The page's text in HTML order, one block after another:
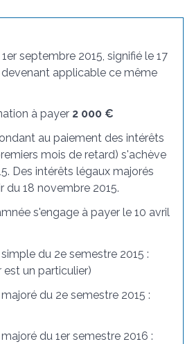
er septembre 2015, signifié le 17
applicable ce même
à payer 2 000 €
au paiement des intérêts
mois de retard) s'achève
Des intérêts légaux majorés
du 18 novembre 2015.
s'engage à payer le 10 avril
du 2e semestre 2015 :
est un particulier)
du 2e semestre 2015 :
du 1er semestre 2016 :